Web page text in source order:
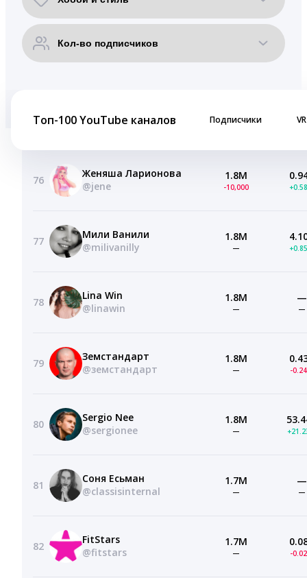
Топ-100 YouTube каналов Подписчики VR
76
Женяша Ларионова
@jene
1.8M
-10,000
77
Мили Ванили
@milivanilly
1.8M
—
78
Lina Win
@linawin
1.8M
—
—
—
79
Земстандарт
@земстандарт
1.8M
— -
80
Sergio Nee
@sergionee
1.8M
—
81
Соня Есьман
@classisinternal
1.7M
—
—
—
82
FitStars
@fitstars
1.7M
— -